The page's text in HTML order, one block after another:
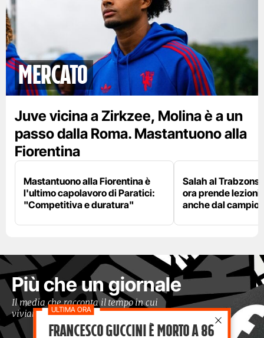
mercato
Juve vicina a Zirkzee, Molina è a un
passo dalla Roma. Mastantuono alla
Fiorentina
Mastantuono alla Fiorentina è
l'ultimo capolavoro di Paratici:
"Competitiva e duratura"
Salah al
ora prende lezioni
anche dal
Più che un giornale
Il media che racconta il tempo in cui
viviamo con occhi moderni
Francesco Guccini è morto a 86